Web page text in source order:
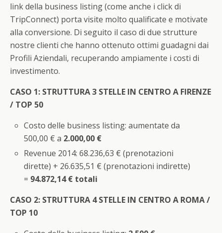
link della business listing (come anche i click di
TripConnect) porta visite molto qualificate e motivate
alla conversione. Di seguito il caso di due strutture
nostre clienti che hanno ottenuto ottimi guadagni dai
Profili Aziendali, recuperando ampiamente i costi di
investimento.
CASO 1: STRUTTURA 3 STELLE IN CENTRO A FIRENZE
/ TOP 50
Costo delle business listing: aumentate da
500,00 € a 2.000,00 €
Revenue 2014: 68.236,63 € (prenotazioni
dirette) + 26.635,51 € (prenotazioni indirette)
= 94.872,14 € totali
CASO 2: STRUTTURA 4 STELLE IN CENTRO A ROMA /
TOP 10